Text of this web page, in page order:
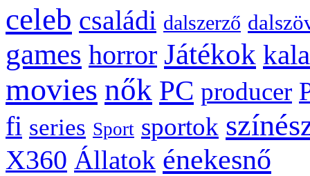
celeb családi dalszerző
games horror Játékok
movies nők PC producer
fi series Sport sportok
X360 Állatok énekesnő